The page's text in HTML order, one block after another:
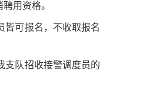
用资格。
皆可报名，不收取报名
支队招收接警调度员的